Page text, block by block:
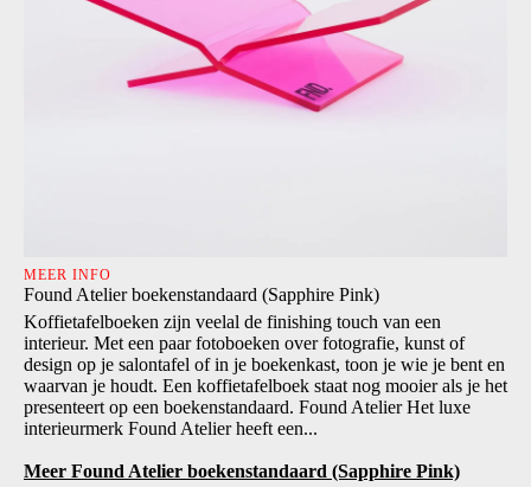
MEER INFO
Found Atelier boekenstandaard (Sapphire Pink)
Koffietafelboeken zijn veelal de finishing touch van een
interieur. Met een paar fotoboeken over fotografie, kunst of
design op je salontafel of in je boekenkast, toon je wie je bent en
waarvan je houdt. Een koffietafelboek staat nog mooier als je het
presenteert op een boekenstandaard. Found Atelier Het luxe
interieurmerk Found Atelier heeft een...
Meer Found Atelier boekenstandaard (Sapphire Pink)